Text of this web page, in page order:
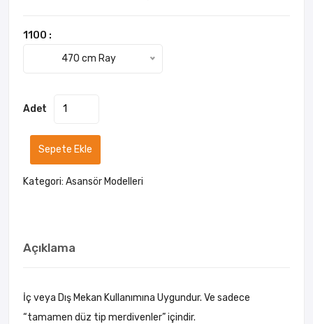
1100 :
470 cm Ray
Adet
Sepete Ekle
Kategori: Asansör Modelleri
Açıklama
İç veya Dış Mekan Kullanımına Uygundur. Ve sadece
“tamamen düz tip merdivenler” içindir.